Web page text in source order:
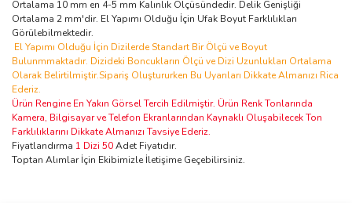
Ortalama 10 mm en 4-5 mm Kalınlık Ölçüsündedir. Delik Genişliği
Ortalama 2 mm'dir. El Yapımı Olduğu İçin Ufak Boyut Farklılıkları
Görülebilmektedir.
El Yapımı Olduğu İçin Dizilerde Standart Bir Ölçü ve Boyut
Bulunmmaktadır. Dizideki Boncukların Ölçü ve Dizi Uzunlukları Ortalama
Olarak Belirtilmiştir.Sipariş Oluştururken Bu Uyarıları Dikkate Almanızı Rica
Ederiz.
Ürün Rengine En Yakın Görsel Tercih Edilmiştir. Ürün Renk Tonlarında
Kamera, Bilgisayar ve Telefon Ekranlarından Kaynaklı Oluşabilecek Ton
Farklılıklarını Dikkate Almanızı Tavsiye Ederiz.
Fiyatlandırma 1 Dizi 50Adet Fiyatıdır.
Toptan Alımlar İçin Ekibimizle İletişime Geçebilirsiniz.